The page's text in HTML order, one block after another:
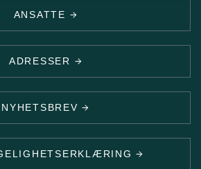
ANSATTE
ADRESSER
NYHETSBREV